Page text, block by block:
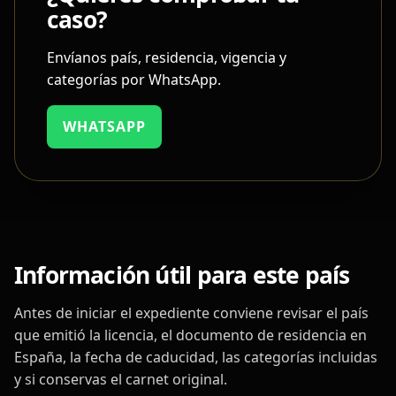
caso?
Envíanos país, residencia, vigencia y
categorías por WhatsApp.
WHATSAPP
Información útil para este país
Antes de iniciar el expediente conviene revisar el país
que emitió la licencia, el documento de residencia en
España, la fecha de caducidad, las categorías incluidas
y si conservas el carnet original.